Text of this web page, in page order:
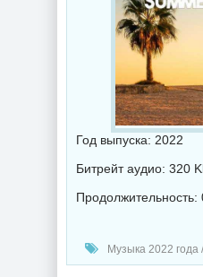
Год выпуска: 2022
Битрейт аудио: 320
Продолжительность:
Музыка 2022 года /